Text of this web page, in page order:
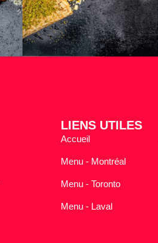
LIENS UTILES
Accueil
Menu - Montréal
Menu - Toronto
Menu - Laval